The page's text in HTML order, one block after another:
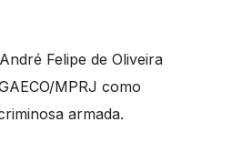
Felipe de Oliveira
MPRJ como
armada.